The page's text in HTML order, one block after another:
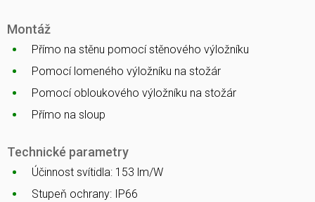
Montáž
Přímo na stěnu pomocí stěnového výložníku
Pomocí lomeného výložníku na stožár
Pomocí obloukového výložníku na stožár
Přímo na sloup
Technické parametry
Účinnost svítidla: 153 lm/W
Stupeň ochrany: IP66